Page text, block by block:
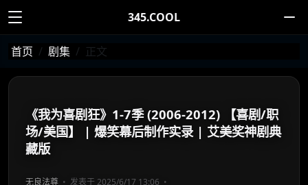
345.COOL
首页 剧集 正文
《我为喜剧狂》1-7季 (2006-2012) 【喜剧/职
场/美国】 | 爆笑幕后制作实录 | 艾美奖神剧典
藏版
无良法尊 发表于 2025/6/17 13:06